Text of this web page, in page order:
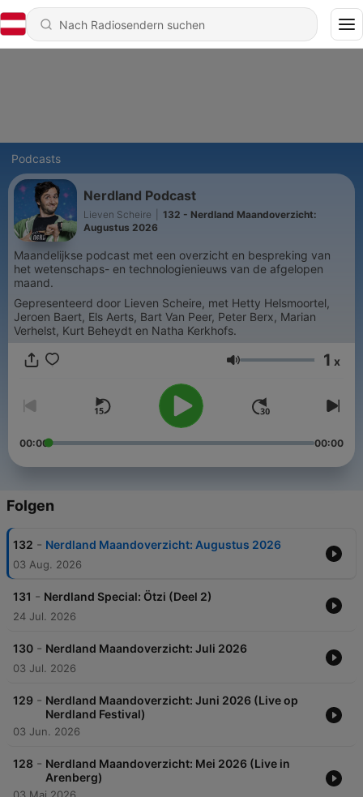
Podcasts
Nerdland Podcast
Lieven Scheire
132 - Nerdland Maandoverzicht:
Augustus 2026
Maandelijkse podcast met een overzicht en bespreking van
het wetenschaps- en technologienieuws van de afgelopen
maand.
Gepresenteerd door Lieven Scheire, met Hetty Helsmoortel,
Jeroen Baert, Els Aerts, Bart Van Peer, Peter Berx, Marian
Verhelst, Kurt Beheydt en Natha Kerkhofs.
Lautstärke 1 x
00:00 00:00
Folgen
132 - Nerdland Maandoverzicht: Augustus 2026
03 Aug. 2026
131 - Nerdland Special: Ötzi (Deel 2)
24 Jul. 2026
130 - Nerdland Maandoverzicht: Juli 2026
03 Jul. 2026
129 - Nerdland Maandoverzicht: Juni 2026 (Live op
Nerdland Festival)
03 Jun. 2026
128 - Nerdland Maandoverzicht: Mei 2026 (Live in
Arenberg)